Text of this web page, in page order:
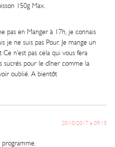
150g Max.
pas en Manger à 17h, je connais
ne suis pas Pour. Je mange un
n’est pas cela qui vous fera
sucrés pour le dîner comme la
oublié. A bientôt
20/10/2017 à 09:15